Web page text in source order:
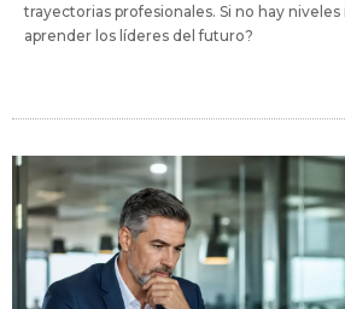
trayectorias profesionales. Si no hay niveles
aprender los líderes del futuro?